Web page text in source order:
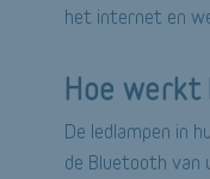
het internet en
Hoe werkt
De ledlampen in
de Bluetooth van